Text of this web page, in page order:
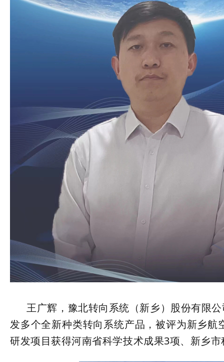
王广辉，豫北转向系统（新乡）股份有限公
发多个全新种类转向系统产品，被评为新乡
研发项目获得河南省科学技术成果3项、新乡